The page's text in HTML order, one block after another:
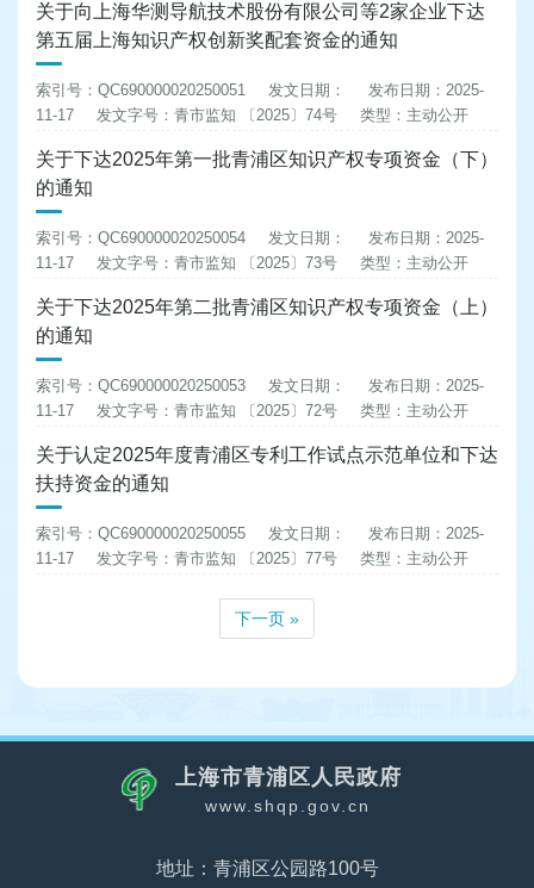
关于向上海华测导航技术股份有限公司等2家企业下达
第五届上海知识产权创新奖配套资金的通知
索引号：QC690000020250051 发文日期：
发布日期：2025-
11-17
发文字号：青市监知 〔2025〕74号 类型：主动公开
关于下达2025年第一批青浦区知识产权专项资金（下）
的通知
索引号：QC690000020250054 发文日期：
发布日期：2025-
11-17
发文字号：青市监知 〔2025〕73号 类型：主动公开
关于下达2025年第二批青浦区知识产权专项资金（上）
的通知
索引号：QC690000020250053 发文日期：
发布日期：2025-
11-17
发文字号：青市监知 〔2025〕72号 类型：主动公开
关于认定2025年度青浦区专利工作试点示范单位和下达
扶持资金的通知
索引号：QC690000020250055 发文日期：
发布日期：2025-
11-17
发文字号：青市监知 〔2025〕77号 类型：主动公开
下一页 »
上海市青浦区人民政府
www.shqp.gov.cn
地址：青浦区公园路100号